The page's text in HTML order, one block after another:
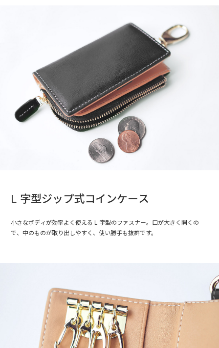
L 字型ジップ式コインケース
小さなボディが効率よく使える L 字型のファスナー。口が大きく開くの
で、中のものが取り出しやすく、使い勝手も抜群です。